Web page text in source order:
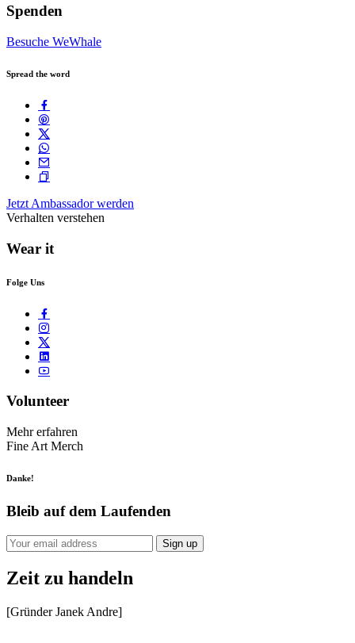
Spenden
Besuche WeWhale
Spread the word
Jetzt Ambassador werden
Verhalten verstehen
Wear it
Folge Uns
Volunteer
Mehr erfahren
Fine Art Merch
Danke!
Bleib auf dem Laufenden
Zeit zu handeln
[Gründer Janek Andre]